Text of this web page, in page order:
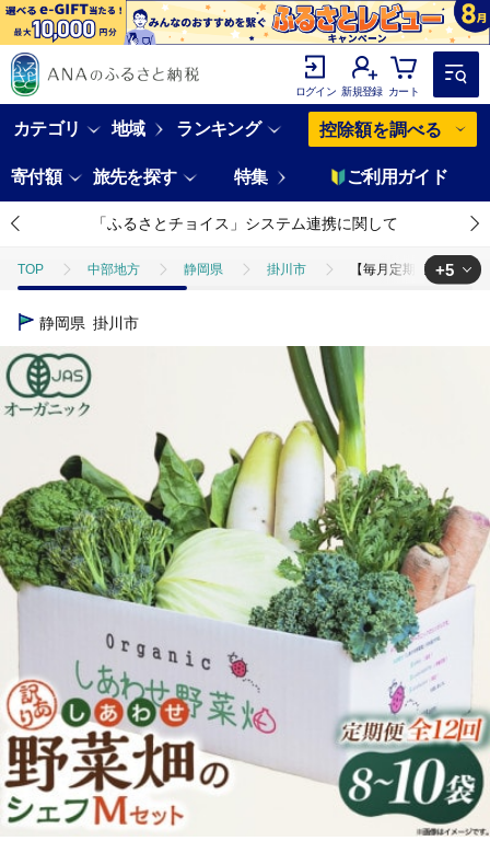
ログイン 新規登録 カート
カテゴリ 地域 ランキング 控除額を調べる
寄付額 旅先を探す 特集 ご利用ガイド
「ふるさとチョイス」システム連携に関して
TOP 中部地方 静岡県 掛川市 【毎月定期便】しあ
TOP
TOP 【毎月定期便】しあわせ野菜畑の
TOP 野菜 【毎月定期便】しあわせ野菜畑のシェ
ねぎ・玉ねぎ 【毎月定期便】しあわせ野菜畑の
野菜 ほかの野菜 【毎月定期便】しあわせ野菜畑の
+5
静岡県 掛川市